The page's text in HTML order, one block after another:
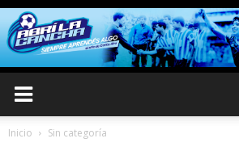
Inicio Sin categoría